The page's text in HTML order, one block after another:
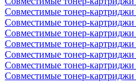
Совместимые тонер-картриджи
Совместимые тонер-картриджи
Совместимые тонер-
Совместимые тонер-
Совместимые тонер-картриджи
Совместимые тонер-картриджи
Совместимые тонер-картриджи